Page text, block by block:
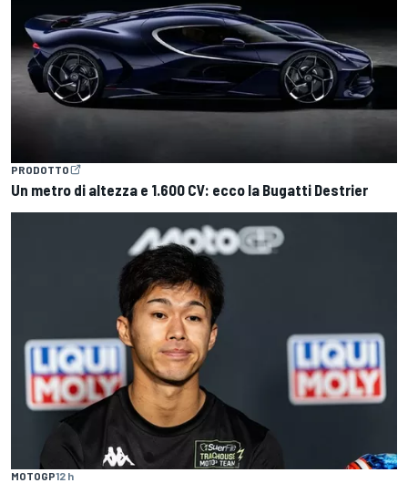
PRODOTTO
Un metro di altezza e 1.600 CV: ecco la Bugatti Destrier
MOTOGP12 h